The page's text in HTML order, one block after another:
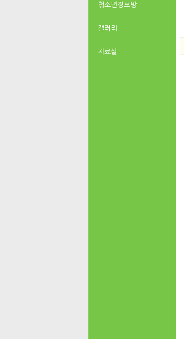
청소년 정보방
갤러리
자료실